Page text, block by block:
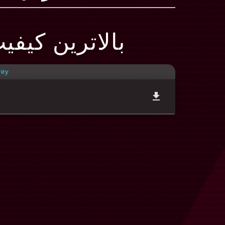
بالاترین
file_download